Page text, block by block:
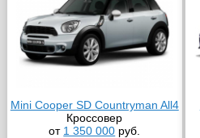
Mini Cooper SD Countryman All4
Кроссовер
от 1 350 000 руб.